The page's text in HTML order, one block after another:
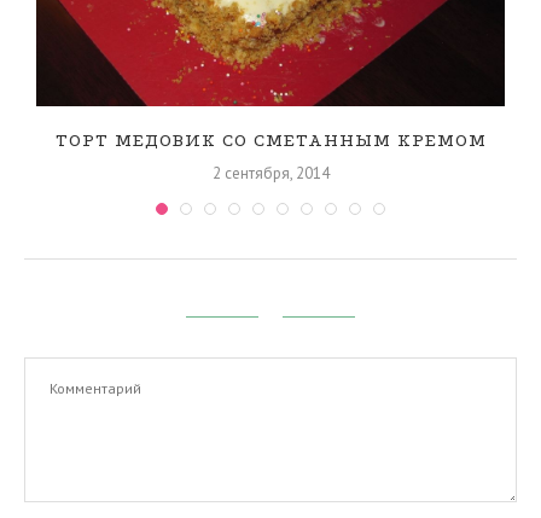
ТОРТ МЕДОВИК СО СМЕТАННЫМ КРЕМОМ
2 сентября, 2014